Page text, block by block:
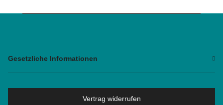
Gesetzliche Informationen
Vertrag widerrufen